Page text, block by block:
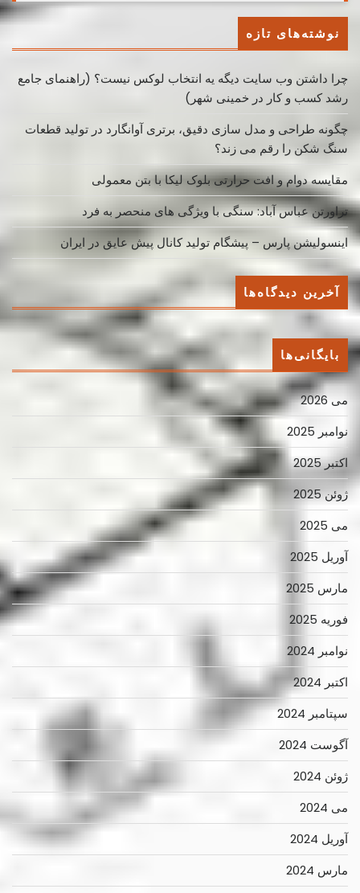
نوشته‌های تازه
چرا داشتن وب سایت دیگه یه انتخاب لوکس نیست؟ (راهنمای جامع
رشد کسب ‌و کار در خمینی ‌شهر)
چگونه طراحی و مدل سازی دقیق، برتری آوانگارد در تولید قطعات
سنگ شکن را رقم می زند؟
مقایسه دوام و افت حرارتی بلوک لیکا با بتن معمولی
تراورتن عباس آباد: سنگی با ویژگی های منحصر به فرد
اینسولیشن پارس – پیشگام تولید کانال پیش عایق در ایران
آخرین دیدگاه‌ها
بایگانی‌ها
می 2026
نوامبر 2025
اکتبر 2025
ژوئن 2025
می 2025
آوریل 2025
مارس 2025
فوریه 2025
نوامبر 2024
اکتبر 2024
سپتامبر 2024
آگوست 2024
ژوئن 2024
می 2024
آوریل 2024
مارس 2024